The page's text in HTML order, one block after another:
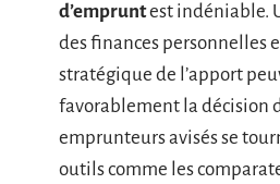
d’empruntest indéniable.
des finances personnelles
stratégique de l’apport
favorablement la décision
emprunteurs avisés se
outils comme les